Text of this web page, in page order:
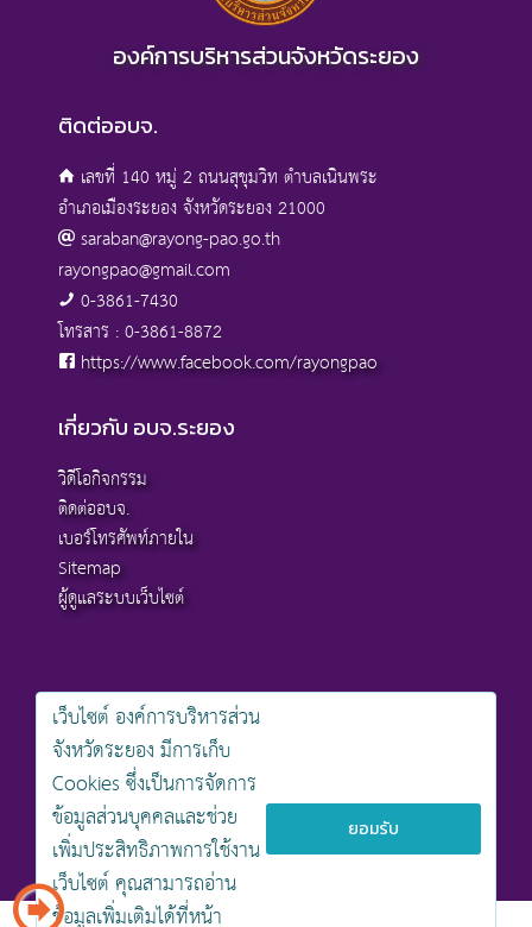
องค์การบริหารส่วนจังหวัดระยอง
ติดต่ออบจ.
เลขที่ 140 หมู่ 2 ถนนสุขุมวิท ตำบลเนินพระ
อำเภอเมืองระยอง จังหวัดระยอง 21000
saraban@rayong-pao.go.th
rayongpao@gmail.com
0-3861-7430
โทรสาร : 0-3861-8872
https://www.facebook.com/rayongpao
เกี่ยวกับ อบจ.ระยอง
วิดีโอกิจกรรม
ติดต่ออบจ.
เบอร์โทรศัพท์ภายใน
Sitemap
ผู้ดูแลระบบเว็บไซต์
สงวนลิขสิทธิ์ © 2568 , องค์การบริหารส่วนจังหวัดระยอง
นโยบายการคุ้มครองข้อมูลส่วนบุคคล
นโยบายการรักษาความมั่นคงปลอดภัยเว็บไซต์
นโยบายเว็บไซต์ขององค์การบริหารส่วนจังหวัดระยอง
ออกแบบเว็บไซต์โดย khontamweb
เว็บไซต์ องค์การบริหารส่วน
จังหวัดระยอง มีการเก็บ
Cookies ซึ่งเป็นการจัดการ
ข้อมูลส่วนบุคคลและช่วย
เพิ่มประสิทธิภาพการใช้งาน
เว็บไซต์ คุณสามารถอ่าน
ข้อมูลเพิ่มเติมได้ที่หน้า
ยอมรับ